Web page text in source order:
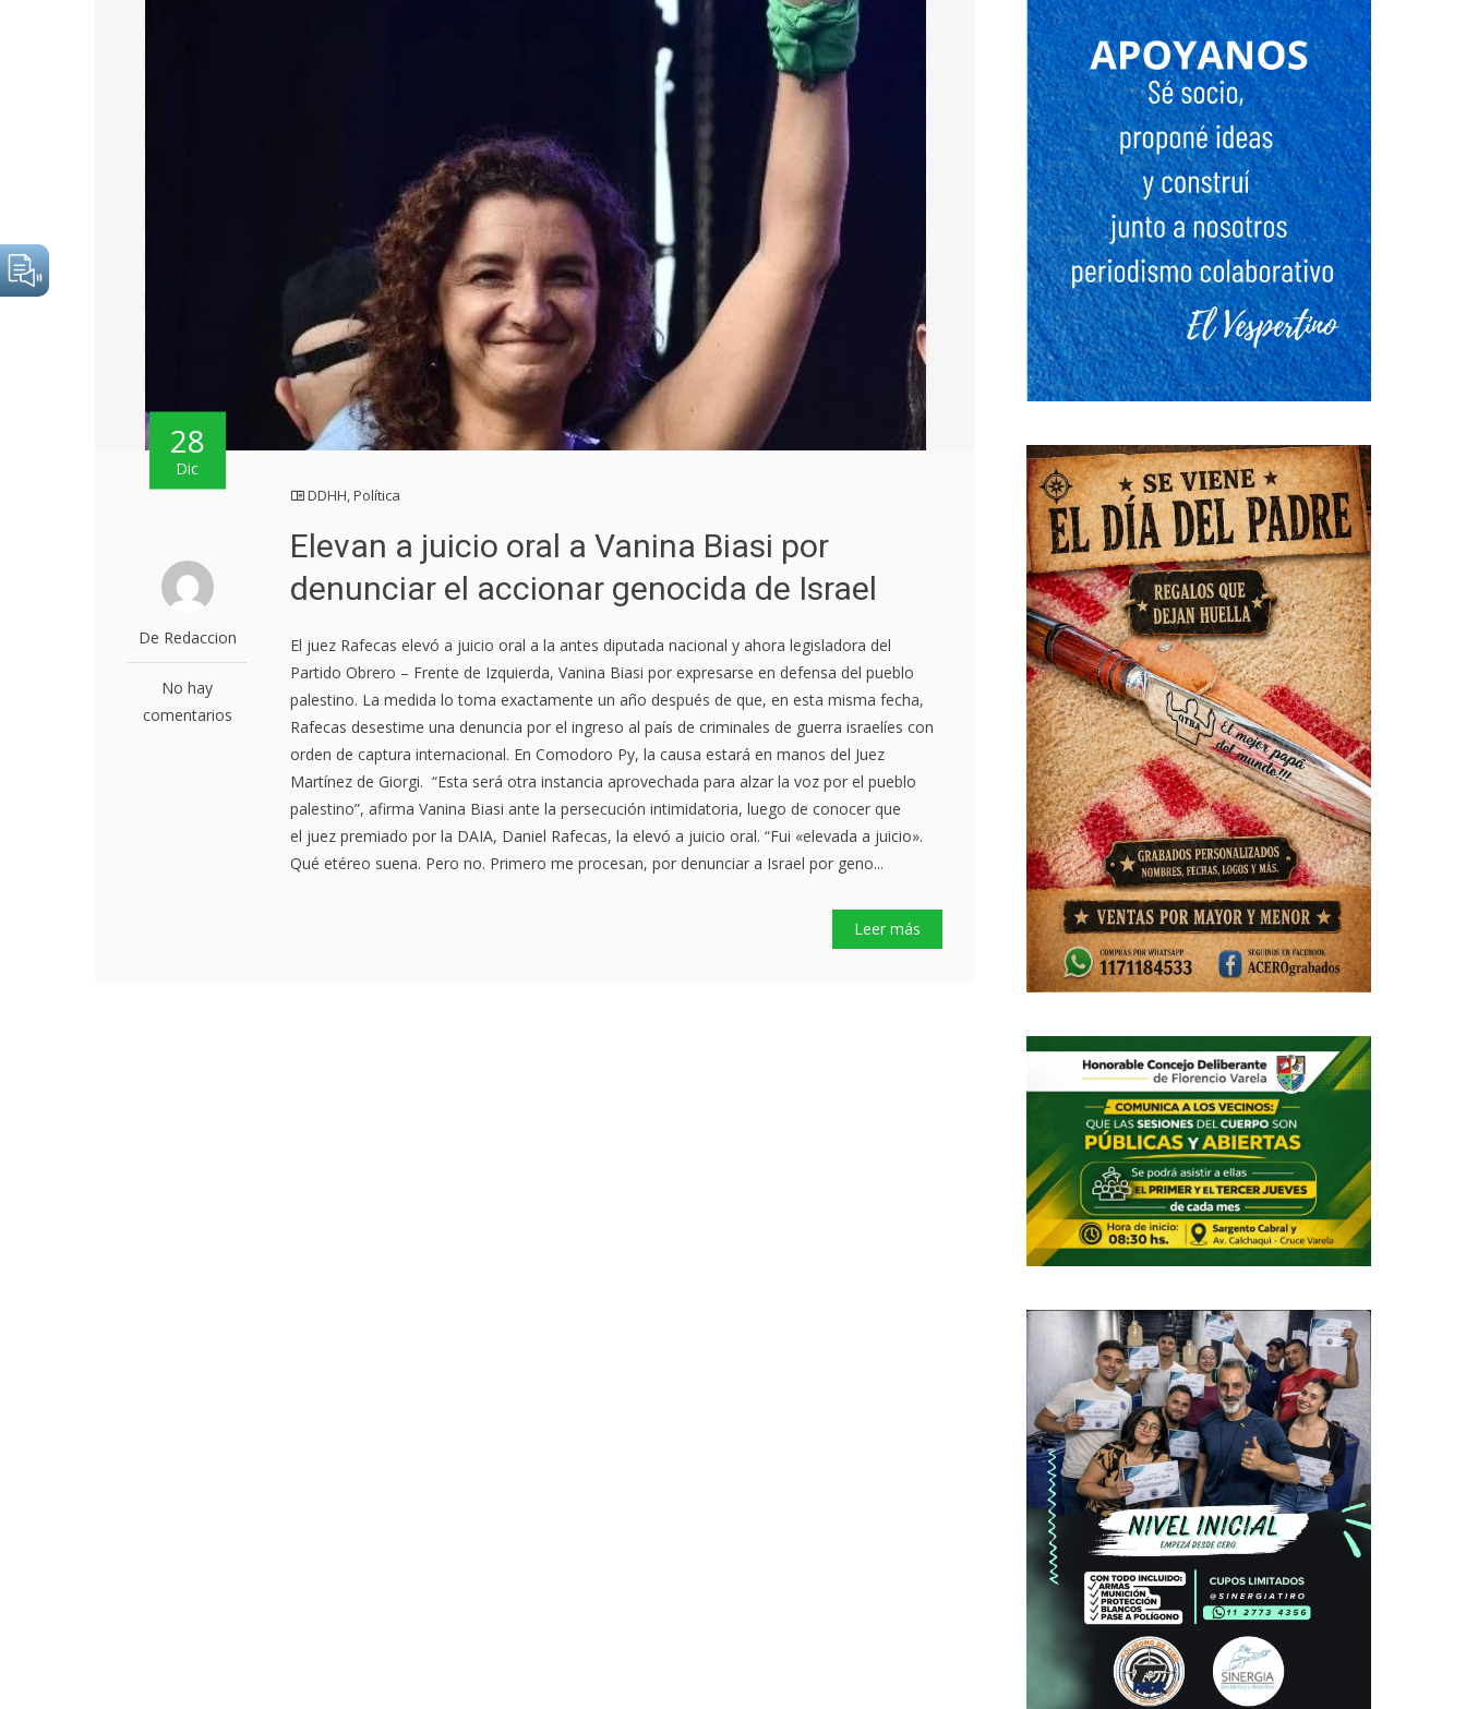
28
Dic
De Redaccion
No hay
comentarios
DDHH,Política
Elevan a juicio oral a Vanina Biasi por
denunciar el accionar genocida de Israel
El juez Rafecas elevó a juicio oral a la antes diputada nacional y ahora legisladora del
Partido Obrero – Frente de Izquierda, Vanina Biasi por expresarse en defensa del pueblo
palestino. La medida lo toma exactamente un año después de que, en esta misma fecha,
Rafecas desestime una denuncia por el ingreso al país de criminales de guerra israelíes con
orden de captura internacional. En Comodoro Py, la causa estará en manos del Juez
Martínez de Giorgi. “Esta será otra instancia aprovechada para alzar la voz por el pueblo
palestino”, afirma Vanina Biasi ante la persecución intimidatoria, luego de conocer que
el juez premiado por la DAIA, Daniel Rafecas, la elevó a juicio oral. “Fui «elevada a juicio».
Qué etéreo suena. Pero no. Primero me procesan, por denunciar a Israel por geno...
Leer más